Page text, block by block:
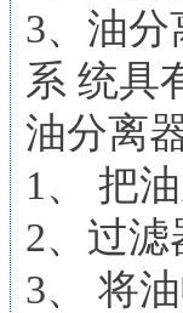
3、油
系 统具
油分离
1、 把
2、过
3、 将